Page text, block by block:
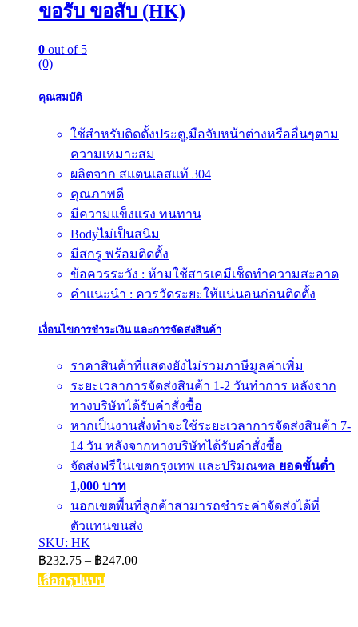
ขอรับ ขอสับ (HK)
0 out of 5
(0)
คุณสมบัติ
ใช้สำหรับติดตั้งประตู,มือจับหน้าต่างหรืออื่นๆตาม
ความเหมาะสม
ผลิตจาก สแตนเลสแท้ 304
คุณภาพดี
มีความแข็งแรง ทนทาน
Bodyไม่เป็นสนิม
มีสกรู พร้อมติดตั้ง
ข้อควรระวัง : ห้ามใช้สารเคมีเช็ดทำความสะอาด
คำแนะนำ : ควรวัดระยะให้แน่นอนก่อนติดตั้ง
เงื่อนไขการชำระเงิน และการจัดส่งสินค้า
ราคาสินค้าที่แสดงยังไม่รวมภาษีมูลค่าเพิ่ม
ระยะเวลาการจัดส่งสินค้า 1-2 วันทำการ หลังจาก
ทางบริษัทได้รับคำสั่งซื้อ
หากเป็นงานสั่งทำจะใช้ระยะเวลาการจัดส่งสินค้า 7-
14 วัน หลังจากทางบริษัทได้รับคำสั่งซื้อ
จัดส่งฟรีในเขตกรุงเทพ และปริมณฑล ยอดขั้นต่ำ
1,000 บาท
นอกเขตพื้นที่ลูกค้าสามารถชำระค่าจัดส่งได้ที่
ตัวแทนขนส่ง
SKU: HK
฿232.75 – ฿247.00Price
เลือกรูปแบบ